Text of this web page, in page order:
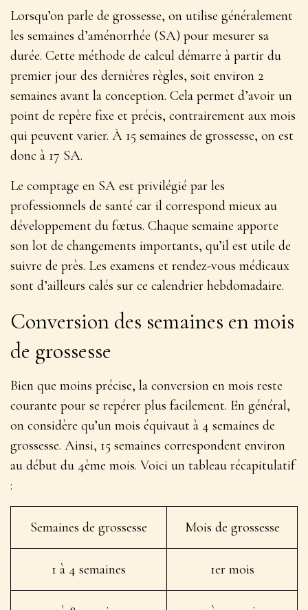
Lorsqu’on parle de grossesse, on utilise généralement
les semaines d’aménorrhée (SA) pour mesurer sa
durée. Cette méthode de calcul démarre à partir du
premier jour des dernières règles, soit environ 2
semaines avant la conception. Cela permet d’avoir un
point de repère fixe et précis, contrairement aux mois
qui peuvent varier. À 15 semaines de grossesse, on est
donc à 17 SA.
Le comptage en SA est privilégié par les
professionnels de santé car il correspond mieux au
développement du fœtus. Chaque semaine apporte
son lot de changements importants, qu’il est utile de
suivre de près. Les examens et rendez-vous médicaux
sont d’ailleurs calés sur ce calendrier hebdomadaire.
Conversion des semaines en mois
de grossesse
Bien que moins précise, la conversion en mois reste
courante pour se repérer plus facilement. En général,
on considère qu’un mois équivaut à 4 semaines de
grossesse. Ainsi, 15 semaines correspondent environ
au début du 4ème mois. Voici un tableau récapitulatif
:
Semaines de grossesse Mois de grossesse
1 à 4 semaines 1er mois